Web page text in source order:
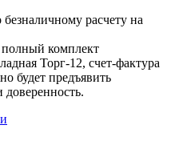
расчету на
комплект
Торг-12, счет-фактура
будет предъявить